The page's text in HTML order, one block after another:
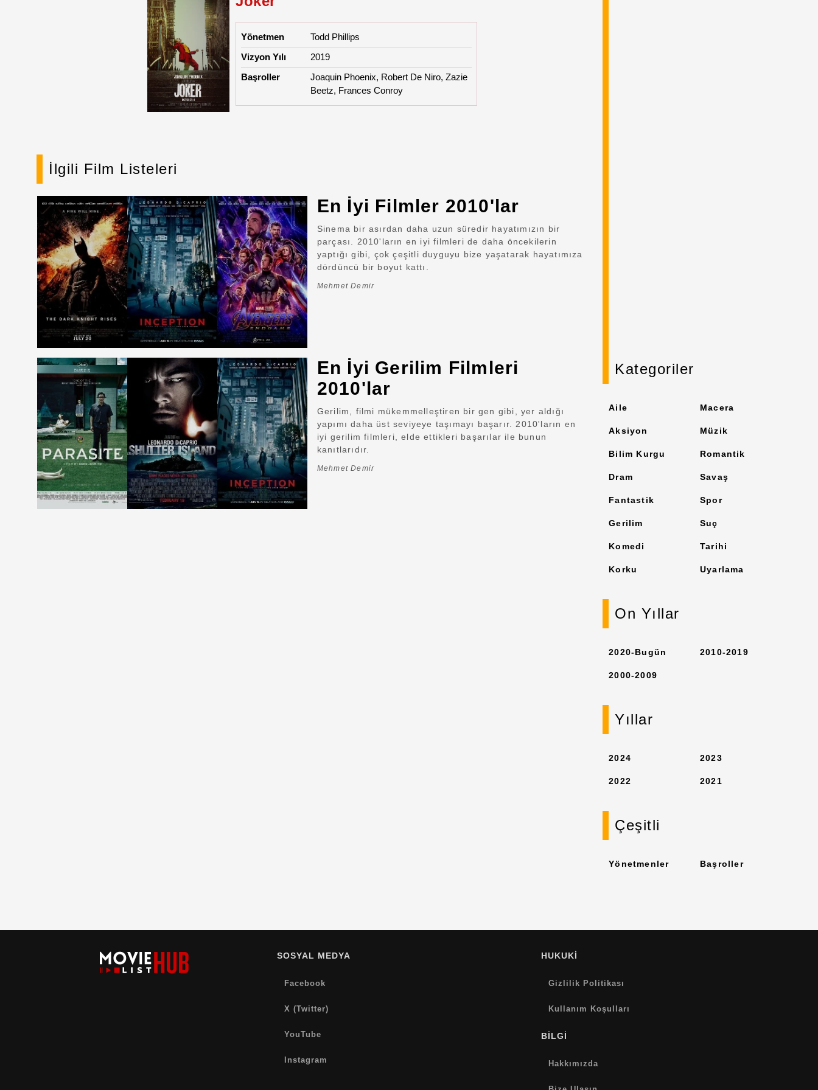
Yönetmen
Todd Phillips
Vizyon Yılı
2019
Başroller
Joaquin Phoenix, Robert De Niro, Zazie
Beetz, Frances Conroy
İlgili Film Listeleri
En İyi Filmler 2010'lar
Sinema bir asırdan daha uzun süredir hayatımızın bir
parçası. 2010'ların en iyi filmleri de daha öncekilerin
yaptığı gibi, çok çeşitli duyguyu bize yaşatarak hayatımıza
dördüncü bir boyut kattı.
Mehmet Demir
En İyi Gerilim Filmleri
2010'lar
Gerilim, filmi mükemmelleştiren bir gen gibi, yer aldığı
yapımı daha üst seviyeye taşımayı başarır. 2010'ların en
iyi gerilim filmleri, elde ettikleri başarılar ile bunun
kanıtlarıdır.
Mehmet Demir
Kategoriler
Aile
Aksiyon
Bilim Kurgu
Dram
Fantastik
Gerilim
Komedi
Korku
Macera
Müzik
Romantik
Savaş
Spor
Suç
Tarihi
Uyarlama
On Yıllar
2020-Bugün
2000-2009
2010-2019
Yıllar
2024
2022
2023
2021
Çeşitli
Yönetmenler Başroller
SOSYAL MEDYA
Facebook
X (Twitter)
YouTube
Instagram
HUKUKİ
Gizlilik Politikası
Kullanım Koşulları
BİLGİ
Hakkımızda